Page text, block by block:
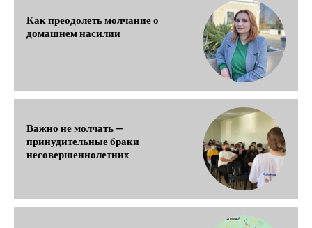
Как преодолеть молчание о
домашнем насилии
Важно не молчать —
принудительные браки
несовершеннолетних